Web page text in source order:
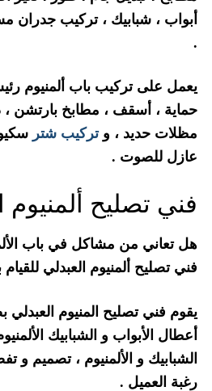
أبواب ، شبابيك ، تركيب جدران
.
يعمل على تركيب باب ألمنيوم
حماية ، أسقف ، مطابخ بارتشن ،
مظلات حديد ، وتركيب شتر
عازل للصوت .
فني تصليح ألمنيوم
هل تعاني من مشاكل في باب
فني تصليح ألمنيوم العبدلي للقيام
يقوم فني تصليح المنيوم العبدلي
أعطال الأبواب و الشبابيك
الشبابيك و الألمنيوم ، تصميم و
رغبة العميل .